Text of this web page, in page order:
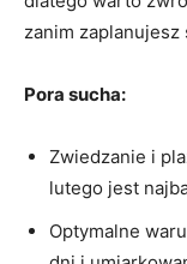
zanim zaplanujesz
Pora sucha:
Zwiedzanie i
lutego jest
Optymalne